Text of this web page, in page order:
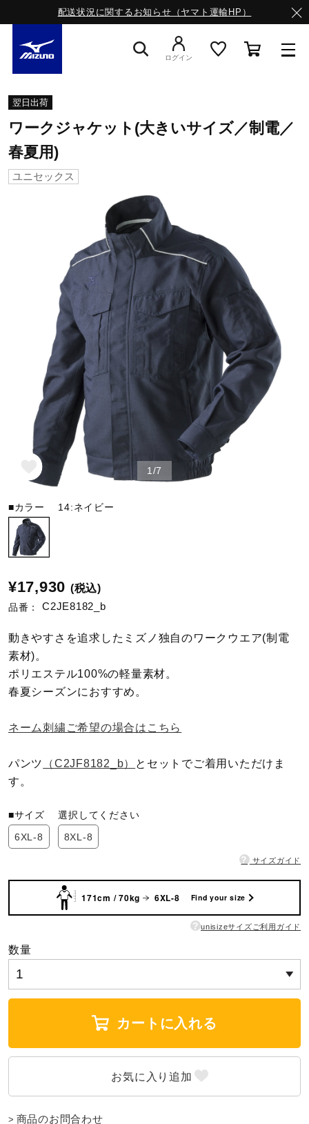
配送状況に関するお知らせ（ヤマト運輸HP）
ライフスタイルウエア
サッカー／フットサル
トレーニング
野球
ゴルフ
スイム
バレーボール
バドミントン
卓球
ウィンタースポーツ
ワーキング
ライフスタイルグッズ
インナー
ログイン
翌日出荷
ワークジャケット(大きいサイズ／制電／
春夏用)
ユニセックス
1/7
■カラー 14:ネイビー
¥17,930 (税込)
品番： C2JE8182_b
動きやすさを追求したミズノ独自のワークウエア(制電
素材)。
ポリエステル100%の軽量素材。
春夏シーズンにおすすめ。
ネーム刺繍ご希望の場合はこちら
パンツ （C2JF8182_b）
とセットでご着用いただけま
す。
■サイズ選択してください
6XL-8
8XL-8
? サイズガイド
171cm / 70kg 6XL-8 Find your size
? unisizeサイズご利用ガイド
数量
カートに入れる
商品のお問合わせ